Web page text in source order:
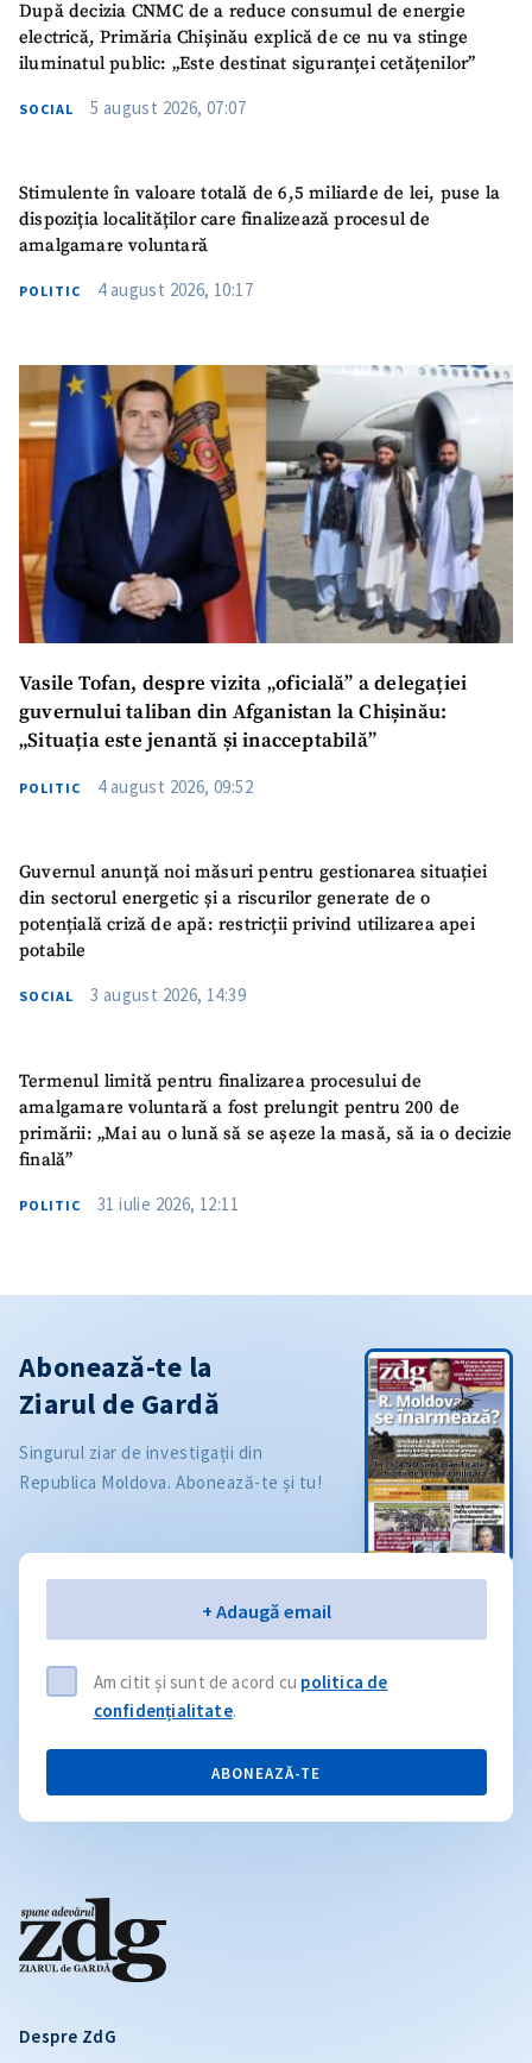
După decizia CNMC de a reduce consumul de energie
electrică, Primăria Chișinău explică de ce nu va stinge
iluminatul public: „Este destinat siguranței cetățenilor”
SOCIAL 5 august 2026, 07:07
Stimulente în valoare totală de 6,5 miliarde de lei, puse la
dispoziția localităților care finalizează procesul de
amalgamare voluntară
POLITIC 4 august 2026, 10:17
Vasile Tofan, despre vizita „oficială” a delegației
guvernului taliban din Afganistan la Chișinău:
„Situația este jenantă și inacceptabilă”
POLITIC 4 august 2026, 09:52
Guvernul anunță noi măsuri pentru gestionarea situației
din sectorul energetic și a riscurilor generate de o
potențială criză de apă: restricții privind utilizarea apei
potabile
SOCIAL 3 august 2026, 14:39
Termenul limită pentru finalizarea procesului de
amalgamare voluntară a fost prelungit pentru 200 de
primării: „Mai au o lună să se așeze la masă, să ia o decizie
finală”
POLITIC 31 iulie 2026, 12:11
Despre ZdG
Abonează-te la
Ziarul de Gardă
Singurul ziar de investigații din
Republica Moldova. Abonează-te și tu!
+ Adaugă email
Am citit și sunt de acord cu politica de
confidențialitate.
ABONEAZĂ-TE